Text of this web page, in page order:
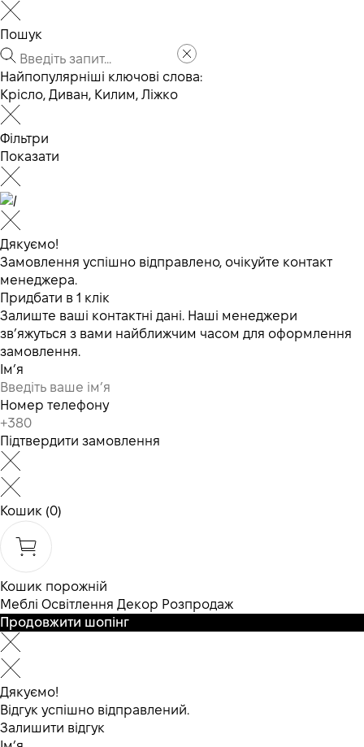
Пошук
Найпопулярніші ключові слова:
Крісло, Диван, Килим, Ліжко
Фільтри
Показати
Дякуємо!
Замовлення успішно відправлено, очікуйте контакт
менеджера.
Придбати в 1 клік
Залиште ваші контактні дані. Наші менеджери
зв’яжуться з вами найближчим часом для оформлення
замовлення.
Ім’я
Номер телефону
Підтвердити замовлення
Кошик (0)
Кошик порожній
Меблі Освітлення Декор Розпродаж
Продовжити шопінг
Дякуємо!
Відгук успішно відправлений.
Залишити відгук